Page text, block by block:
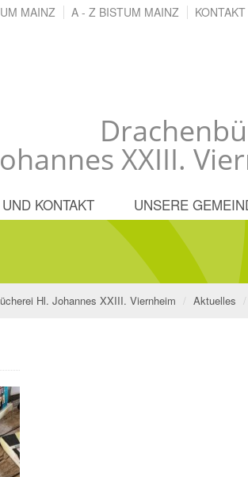
XXIII.
MAINZ A - Z BISTUM MAINZ
KONTAKT UNSERE
Hl. Johannes XXIII. Viernheim Aktuelles